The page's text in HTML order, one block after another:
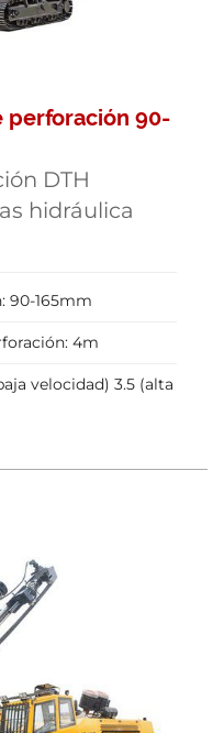
perforación 90-
DTH
hidráulica
90-165mm
4m
velocidad) 3.5 (alta